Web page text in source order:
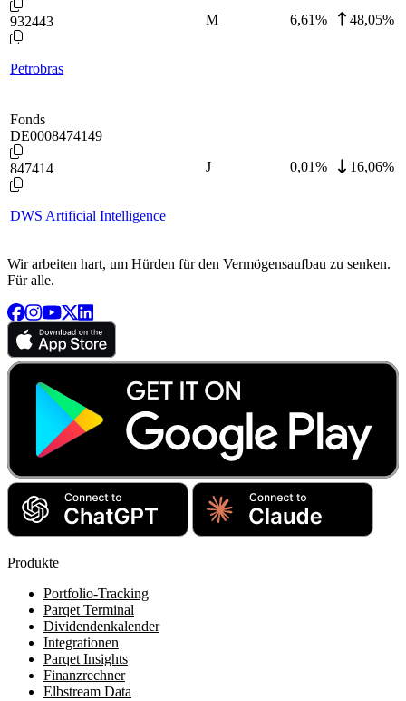
932443
Petrobras
M 6,61% 48,05%
Fonds
DE0008474149
847414
DWS Artificial Intelligence
J 0,01% 16,06%
Wir arbeiten hart, um Hürden für den Vermögensaufbau zu senken.
Für alle.
Produkte
Portfolio-Tracking
Parqet Terminal
Dividendenkalender
Integrationen
Parqet Insights
Finanzrechner
Elbstream Data